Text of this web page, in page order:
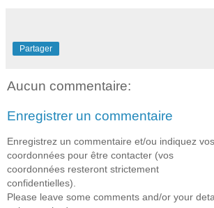
Partager
Aucun commentaire:
Enregistrer un commentaire
Enregistrez un commentaire et/ou indiquez vos
coordonnées pour être contacter (vos
coordonnées resteront strictement
confidentielles).
Please leave some comments and/or your